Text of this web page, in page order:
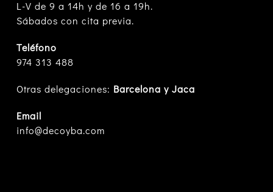
L-V de 9 a 14h y de 16 a 19h.
Sábados con cita previa.
Teléfono
974 313 488
Otras delegaciones: Barcelona y Jaca
Email
info@decoyba.com